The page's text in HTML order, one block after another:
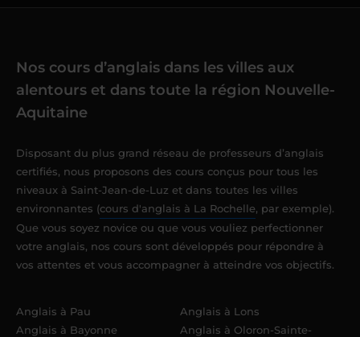
Nos cours d’anglais dans les villes aux
alentours et dans toute la région Nouvelle-
Aquitaine
Disposant du plus grand réseau de professeurs d’anglais
certifiés, nous proposons des cours conçus pour tous les
niveaux à Saint-Jean-de-Luz et dans toutes les villes
environnantes (cours d'anglais à La Rochelle, par exemple).
Que vous soyez novice ou que vous vouliez perfectionner
votre anglais, nos cours sont développés pour répondre à
vos attentes et vous accompagner à atteindre vos objectifs.
Anglais à Pau
Anglais à Bayonne
Anglais à Lons
Anglais à Oloron-Sainte-